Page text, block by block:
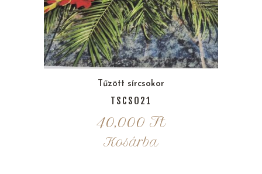
Tűzött sírcsokor
TSCS021
40,000 Ft
Kosárba